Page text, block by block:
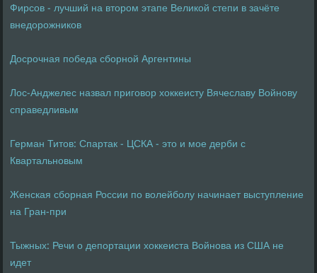
Фирсов - лучший на втором этапе Великой степи в зачёте
внедорожников
Досрочная победа сборной Аргентины
Лос-Анджелес назвал приговор хоккеисту Вячеславу Войнову
справедливым
Герман Титов: Спартак - ЦСКА - это и мое дерби с
Квартальновым
Женская сборная России по волейболу начинает выступление
на Гран-при
Тыжных: Речи о депортации хоккеиста Войнова из США не
идет